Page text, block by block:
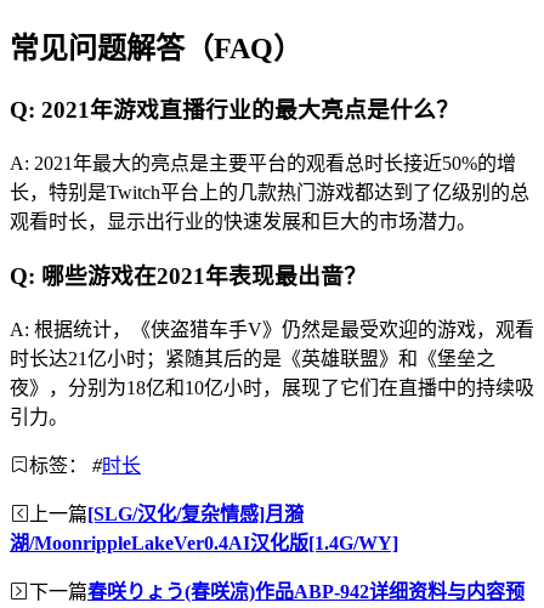
常见问题解答（FAQ）
Q: 2021年游戏直播行业的最大亮点是什么？
A: 2021年最大的亮点是主要平台的观看总时长接近50%的增
长，特别是Twitch平台上的几款热门游戏都达到了亿级别的总
观看时长，显示出行业的快速发展和巨大的市场潜力。
Q: 哪些游戏在2021年表现最出啬？
A: 根据统计，《侠盗猎车手V》仍然是最受欢迎的游戏，观看
时长达21亿小时；紧随其后的是《英雄联盟》和《堡垒之
夜》，分别为18亿和10亿小时，展现了它们在直播中的持续吸
引力。
标签： #时长
上一篇[SLG/汉化/复杂情感]月漪
湖/MoonrippleLakeVer0.4AI汉化版[1.4G/WY]
下一篇春咲りょう(春咲凉)作品ABP-942详细资料与内容预